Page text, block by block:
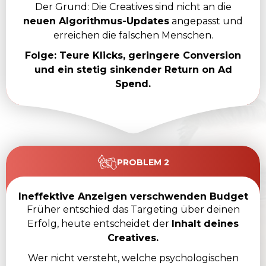
Der Grund: Die Creatives sind nicht an die
neuen Algorithmus-Updates angepasst und
erreichen die falschen Menschen.
Folge: Teure Klicks, geringere Conversion
und ein stetig sinkender Return on Ad
Spend.
PROBLEM 2
Ineffektive Anzeigen verschwenden Budget
Früher entschied das Targeting über deinen
Erfolg, heute entscheidet der Inhalt deines
Creatives.
Wer nicht versteht, welche psychologischen